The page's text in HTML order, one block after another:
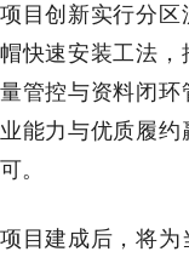
项目创新实行分
帽快速安装工法
量管控与资料闭
业能力与优质履
可。
项目建成后，将为